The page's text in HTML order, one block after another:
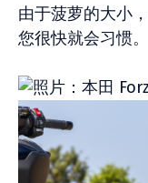
由于菠萝的大小
您很快就会习惯。